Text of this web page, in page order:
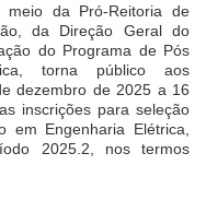
da Pró-Reitoria de
da Direção Geral do
do Programa de Pós
torna público aos
dezembro de 2025 a 16
inscrições para seleção
Engenharia Elétrica,
2025.2, nos termos